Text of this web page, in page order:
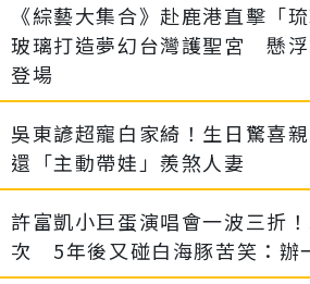
《綜藝大集合》赴鹿港直擊「
玻璃打造夢幻台灣護聖宮 懸
登場
吳東諺超寵白家綺！生日驚喜
還「主動帶娃」羨煞人妻
許富凱小巨蛋演唱會一波三折
次 5年後又碰白海豚苦笑：辦